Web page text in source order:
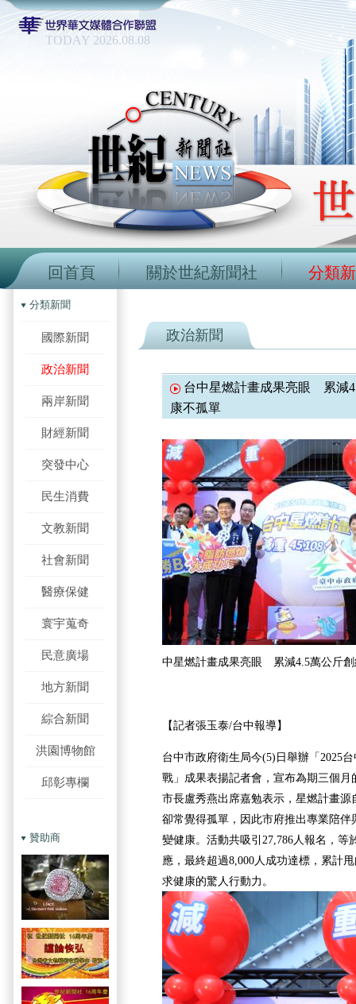
TODAY 2026.08.08
回首頁 關於世紀新聞社 分類
分類新聞
國際新聞
政治新聞
兩岸新聞
財經新聞
突發中心
民生消費
文教新聞
社會新聞
醫療保健
寰宇蒐奇
民意廣場
地方新聞
綜合新聞
洪園博物館
邱彰專欄
贊助商
政治新聞
台中星燃計畫成果亮眼 累減
康不孤單
中星燃計畫成果亮眼 累減4.5萬公斤
【記者張玉泰/台中報導】
台中市政府衛生局今(5)日舉辦「2025
戰」成果表揚記者會，宣布為期三個
市長盧秀燕出席嘉勉表示，星燃計畫
卻常覺得孤單，因此市府推出專業陪
變健康。活動共吸引27,786人報名，等
應，最終超過8,000人成功達標，累計
求健康的驚人行動力。